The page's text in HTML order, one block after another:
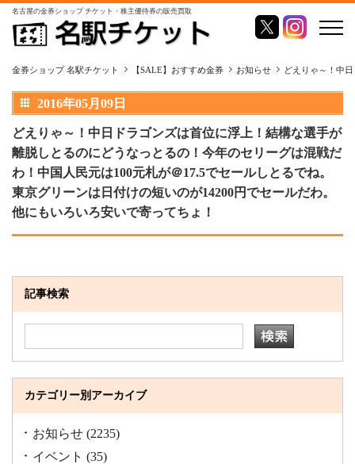
名古屋の金券ショップ チケット・株主優待券の販売買取
金券ショップ 名駅チケット 【SALE】おすすめ金券 お知らせ どえりゃ～！中
2016年05月09日
どえりゃ～！中日ドラゴンズは首位に浮上！結構な選手が
離脱しとるのにどうなっとるの！今年のセリーグは混戦だ
わ！中国人民元は100元札が＠17.5でセールしとるでね。
東京グリーンは日付けの短いのが14200円でセールだわ。
他にもいろいろ安いで寄ってちょ！
記事検索
カテゴリー別アーカイブ
お知らせ (2235)
イベント (35)